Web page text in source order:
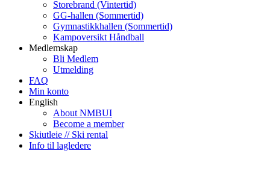
Storebrand (Vintertid)
GG-hallen (Sommertid)
Gymnastikkhallen (Sommertid)
Kampoversikt Håndball
Medlemskap
Bli Medlem
Utmelding
FAQ
Min konto
English
About NMBUI
Become a member
Skiutleie // Ski rental
Info til lagledere